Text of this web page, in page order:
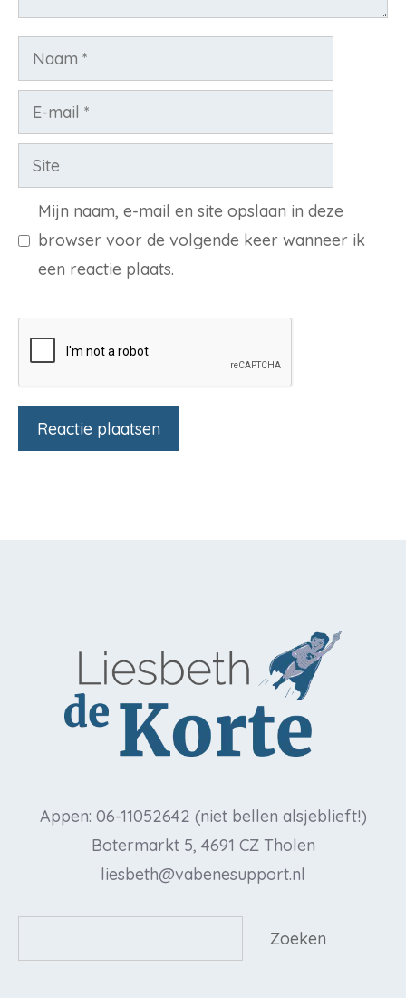
Naam
mail
Site
Mijn naam, e-mail en site opslaan in deze
browser voor de volgende keer wanneer ik
een reactie plaats.
Appen: 06-11052642 (niet bellen alsjeblieft!)
Botermarkt 5, 4691 CZ Tholen
liesbeth@vabenesupport.nl
Zoeken